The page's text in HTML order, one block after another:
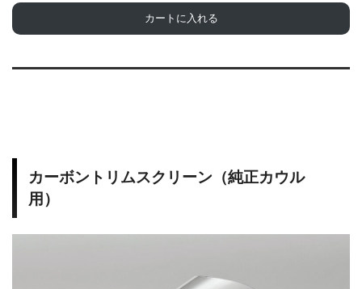
カートに入れる
カーボントリムスクリーン（純正カウル
用）